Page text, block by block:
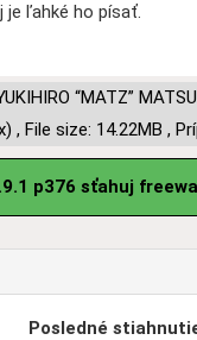
je ľahké ho písať.
“MATZ”
, File size: 14.22MB ,
p376 sťahuj
Posledné